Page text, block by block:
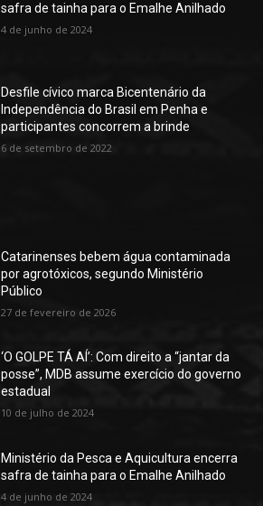
safra de tainha para o Emalhe Anilhado
4 de junho de 2024
Desfile cívico marca Bicentenário da
Independência do Brasil em Penha e
participantes concorrem a brinde
6 de setembro de 2022
Catarinenses bebem água contaminada
por agrotóxicos, segundo Ministério
Público
27 de fevereiro de 2026
‘O GOLPE TÁ AÍ’: Com direito a “jantar da
posse”, MDB assume exercício do governo
estadual
10 de julho de 2024
Ministério da Pesca e Aquicultura encerra
safra de tainha para o Emalhe Anilhado
4 de junho de 2024